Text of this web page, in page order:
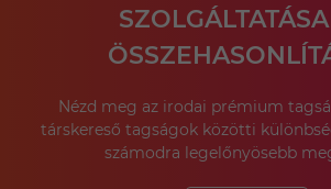
Nézd meg az irodai prémium
társkereső tagságok közötti
számodra legelőnyösebb